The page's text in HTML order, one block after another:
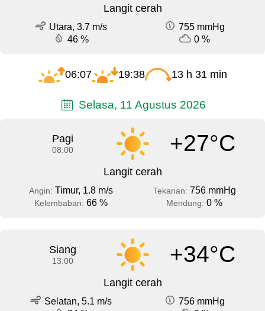
Langit cerah
Utara, 3.7 m/s
755 mmHg
46 %
0 %
06:07 19:38 13 h 31 min
Selasa, 11 Agustus 2026
Pagi
08:00 +27°C
Langit cerah
Angin: Timur, 1.8 m/s Tekanan: 756 mmHg
Kelembaban: 66 % Mendung: 0 %
Siang
13:00 +34°C
Langit cerah
Selatan, 5.1 m/s
756 mmHg